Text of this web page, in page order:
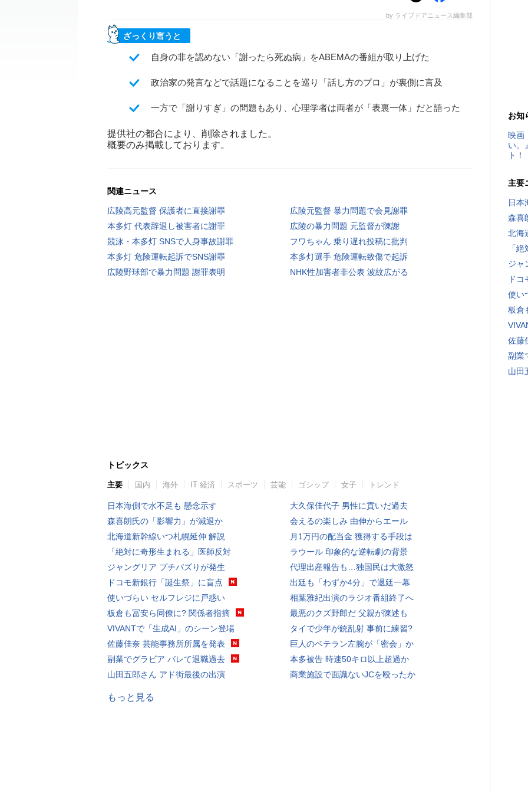
by ライブドアニュース編集部
ざっくり言うと
自身の非を認めない「謝ったら死ぬ病」をABEMAの番組が取り上げた
政治家の発言などで話題になることを巡り「話し方のプロ」が裏側に言及
一方で「謝りすぎ」の問題もあり、心理学者は両者が「表裏一体」だと語った
提供社の都合により、削除されました。
概要のみ掲載しております。
関連ニュース
広陵高元監督 保護者に直接謝罪
広陵元監督 暴力問題で会見謝罪
本多灯 代表辞退し被害者に謝罪
広陵の暴力問題 元監督が陳謝
競泳・本多灯 SNSで人身事故謝罪
フワちゃん 乗り遅れ投稿に批判
本多灯 危険運転起訴でSNS謝罪
本多灯選手 危険運転致傷で起訴
広陵野球部で暴力問題 謝罪表明
NHK性加害者非公表 波紋広がる
トピックス
主要 国内 海外 IT 経済 スポーツ 芸能 ゴシップ 女子 トレンド
日本海側で水不足も 懸念示す
森喜朗氏の「影響力」が減退か
北海道新幹線いつ札幌延伸 解説
「絶対に奇形生まれる」医師反対
ジャングリア プチバズりが発生
ドコモ新銀行「誕生祭」に盲点
使いづらい セルフレジに戸惑い
板倉も冨安ら同僚に? 関係者指摘
VIVANTで「生成AI」のシーン登場
佐藤佳奈 芸能事務所所属を発表
副業でグラビア バレて退職過去
山田五郎さん アド街最後の出演
大久保佳代子 男性に貢いだ過去
会えるの楽しみ 由伸からエール
月1万円の配当金 獲得する手段は
ラウール 印象的な逆転劇の背景
代理出産報告も…独国民は大激怒
出廷も「わずか4分」で退廷一幕
相葉雅紀出演のラジオ番組終了へ
最悪のクズ野郎だ 父親が陳述も
タイで少年が銃乱射 事前に練習?
巨人のベテラン左腕が「密会」か
本多被告 時速50キロ以上超過か
商業施設で面識ないJCを殴ったか
もっと見る
お知
映画
い。
ト！
主要
日本
森喜
北海
「
ジャ
ド
使い
板倉
佐藤
副業
山田